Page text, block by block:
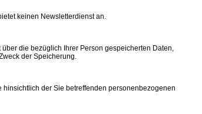
keinen Newsletterdienst an.
die bezüglich Ihrer Person gespeicherten Daten,
der Speicherung.
der Sie betreffenden personenbezogenen